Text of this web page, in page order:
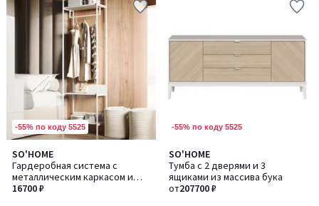
-55% по коду 5525
SO'HOME
Гардеробная система с
металлическим каркасом и
полками
16700 ₽
5
/
5
-55% по коду 5525
SO'HOME
Тумба с 2 дверями и 3
ящиками из массива бука
от207700 ₽
Количество
цветов:
2